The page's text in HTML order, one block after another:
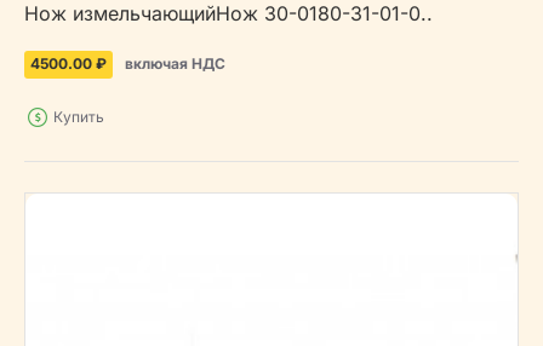
Нож измельчающийНож 30-0180-31-01-0..
4500.00 ₽ включая НДС
Купить